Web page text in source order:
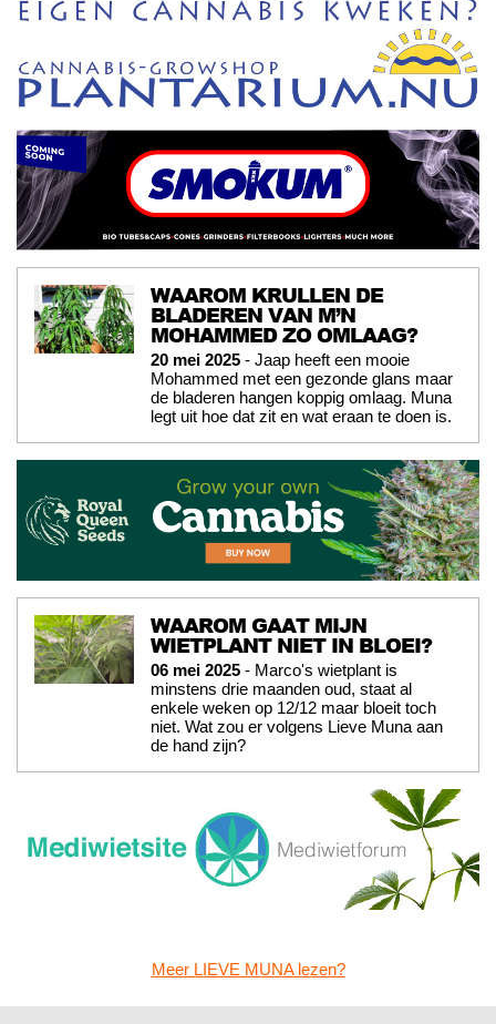
WAAROM KRULLEN DE
BLADEREN VAN M’N
MOHAMMED ZO OMLAAG?
20 mei 2025 - Jaap heeft een mooie
Mohammed met een gezonde glans maar
de bladeren hangen koppig omlaag. Muna
legt uit hoe dat zit en wat eraan te doen is.
WAAROM GAAT MIJN
WIETPLANT NIET IN BLOEI?
06 mei 2025 - Marco's wietplant is
minstens drie maanden oud, staat al
enkele weken op 12/12 maar bloeit toch
niet. Wat zou er volgens Lieve Muna aan
de hand zijn?
Meer LIEVE MUNA lezen?